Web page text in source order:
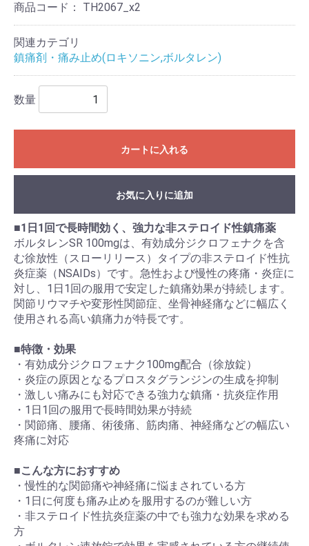
商品コード： TH2067_x2
関連カテゴリ
鎮痛剤・痛み止め(ロキソニン,ボルタレン)
数量
カートに入れる
お気に入りに追加
■1日1回で長時間効く、強力な非ステロイド性鎮痛薬
ボルタレンSR 100mgは、有効成分ジクロフェナクを含
む徐放性（スローリリース）タイプの非ステロイド性抗
炎症薬（NSAIDs）です。急性および慢性の疼痛・炎症に
対し、1日1回の服用で安定した鎮痛効果が持続します。
関節リウマチや変形性関節症、坐骨神経痛などに幅広く
使用される高い鎮痛力が特長です。
■特徴・効果
・有効成分ジクロフェナク100mg配合（徐放錠）
・炎症の原因となるプロスタグランジンの生成を抑制
・激しい痛みにも対応できる強力な鎮痛・抗炎症作用
・1日1回の服用で長時間効果が持続
・関節痛、腰痛、術後痛、筋肉痛、神経痛などの幅広い
疼痛に対応
■こんな方におすすめ
・慢性的な関節痛や神経痛に悩まされている方
・1日に何度も痛み止めを服用するのが難しい方
・非ステロイド性抗炎症薬の中でも強力な効果を求める
方